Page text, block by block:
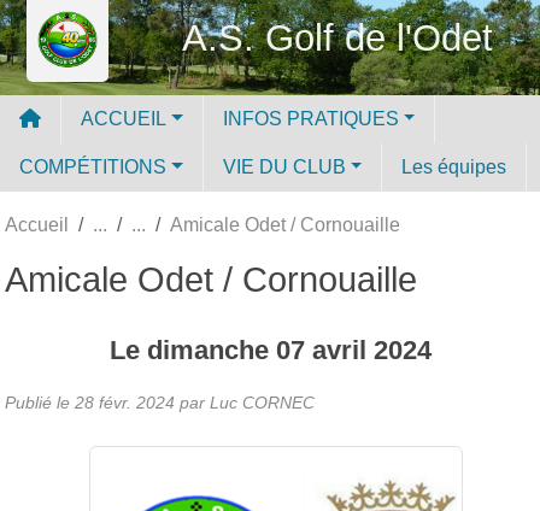
A.S. Golf de l'Odet
ACCUEIL INFOS PRATIQUES
COMPÉTITIONS VIE DU CLUB Les équipes
Accueil Amicale Odet / Cornouaille
Amicale Odet / Cornouaille
Le dimanche 07 avril 2024
Publié le 28 févr. 2024 par Luc CORNEC
Panneau de gestion des cookies